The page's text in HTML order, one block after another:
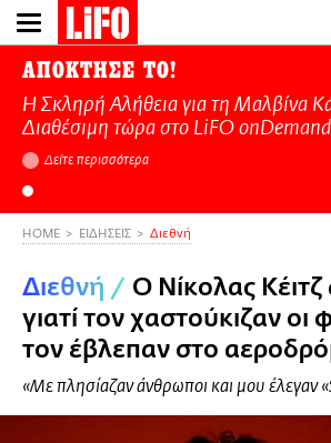
Παράκαμψη
προς
κυρίως
περιεχόμενο
ΑΠΟΚΤΗΣΕ ΤΟ!
Η Σκληρή Αλήθεια για τη Μαλβίνα
Διαθέσιμη τώρα στo LiFO onDemand
Δείτε περισσότερα
HOME ΕΙΔΗΣΕΙΣ Διεθνή
Διεθνή / Ο Νίκολας
γιατί τον χαστούκιζαν οι
τον έβλεπαν στο
«Με πλησίαζαν άνθρωποι και μου έλεγαν